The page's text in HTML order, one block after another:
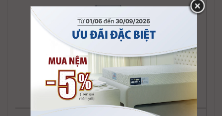
Sofa kiểu Jean